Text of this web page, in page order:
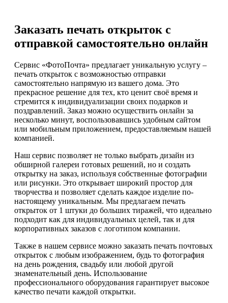
Заказать печать открыток с
отправкой самостоятельно онлайн
Сервис «ФотоПочта» предлагает уникальную услугу –
печать открыток с возможностью отправки
самостоятельно напрямую из вашего дома. Это
прекрасное решение для тех, кто ценит своё время и
стремится к индивидуализации своих подарков и
поздравлений. Заказ можно осуществить онлайн за
несколько минут, воспользовавшись удобным сайтом
или мобильным приложением, предоставляемым нашей
компанией.
Наш сервис позволяет не только выбрать дизайн из
обширной галереи готовых решений, но и создать
открытку на заказ, используя собственные фотографии
или рисунки. Это открывает широкий простор для
творчества и позволяет сделать каждое изделие по-
настоящему уникальным. Мы предлагаем печать
открыток от 1 штуки до больших тиражей, что идеально
подходит как для индивидуальных целей, так и для
корпоративных заказов с логотипом компании.
Также в нашем сервисе можно заказать печать почтовых
открыток с любым изображением, будь то фотография
на день рождения, свадьбу или любой другой
знаменательный день. Использование
профессионального оборудования гарантирует высокое
качество печати каждой открытки.